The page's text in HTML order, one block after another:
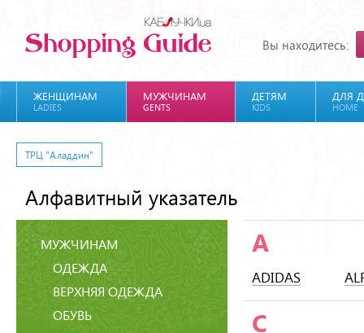
Вы находитесь:
ЖЕНЩИНАМ
LADIES
МУЖЧИНАМ
GENTS
ДЕТЯМ
KIDS
ДЛЯ
HOME
ТРЦ "Аладдин"
Алфавитный указатель
МУЖЧИНАМ
ОДЕЖДА
ВЕРХНЯЯ ОДЕЖДА
ОБУВЬ
A
ADIDAS
C